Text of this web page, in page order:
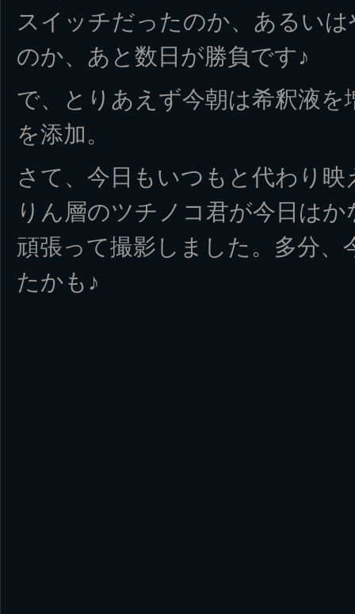
スイッチだったのか、あるい
のか、あと数日が勝負です♪
で、とりあえず今朝は希釈液
を添加。
さて、今日もいつもと代わり
りん層のツチノコ君が今日は
頑張って撮影しました。多分、
たかも♪